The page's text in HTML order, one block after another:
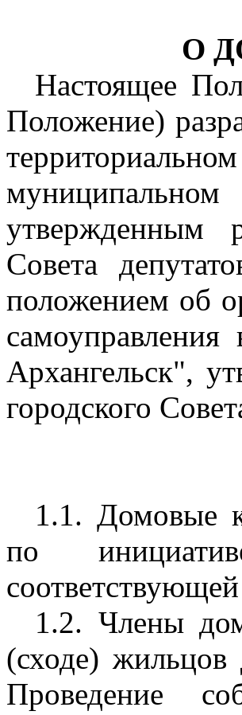
О
Настоящее
Положение)
утвержденным
Совета
положением об
Архангельск",
городского
1.1. Домовые
по
1.2. Члены
(сходе)
Проведение